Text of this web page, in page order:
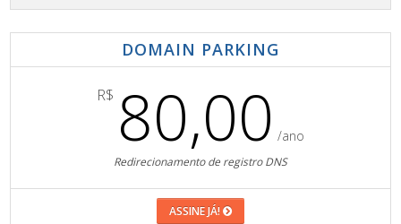
DOMAIN PARKING
R$ 80,00 /ano
Redirecionamento de registro DNS
ASSINE JÁ!